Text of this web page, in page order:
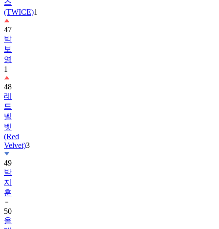
47
박
보
영
1
48
레
드
벨
벳
(Red
Velvet)
49
박
지
훈
50
올
데
이